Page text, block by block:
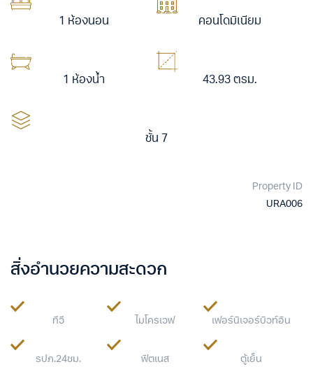
1 ห้องนอน คอนโดมิเนียม
1 ห้องน้ำ 43.93 ตรม.
ชั้น 7
Property ID
URA006
สิ่งอำนวยความสะดวก
ทีวี ไมโครเวฟ เฟอร์นิเจอร์บิวท์อิน
รปภ.24ชม. ฟิตเนส ตู้เย็น